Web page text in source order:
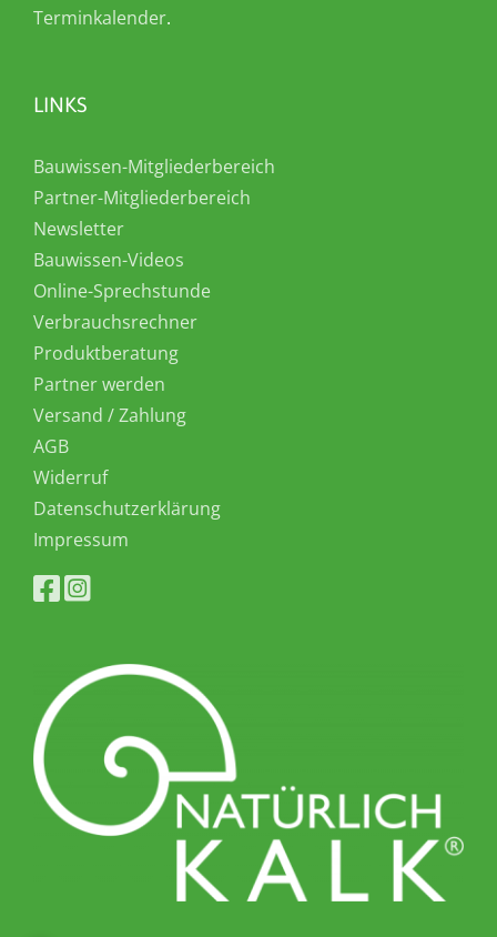
Terminkalender.
LINKS
Bauwissen-Mitgliederbereich
Partner-Mitgliederbereich
Newsletter
Bauwissen-Videos
Online-Sprechstunde
Verbrauchsrechner
Produktberatung
Partner werden
Versand / Zahlung
AGB
Widerruf
Datenschutzerklärung
Impressum